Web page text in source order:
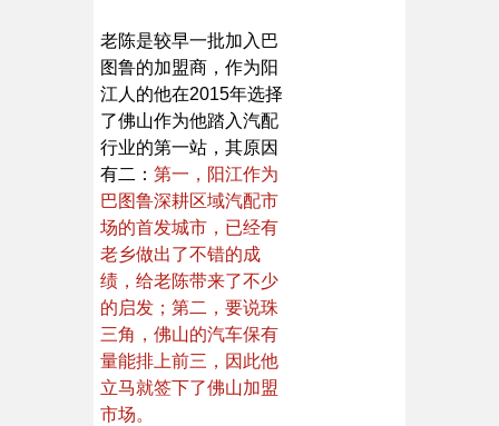
老陈是较早一批加入巴
图鲁的加盟商，作为阳
江人的他在2015年选择
了佛山作为他踏入汽配
行业的第一站，其原因
有二：第一，阳江作为
巴图鲁深耕区域汽配市
场的首发城市，已经有
老乡做出了不错的成
绩，给老陈带来了不少
的启发；第二，要说珠
三角，佛山的汽车保有
量能排上前三，因此他
立马就签下了佛山加盟
市场。